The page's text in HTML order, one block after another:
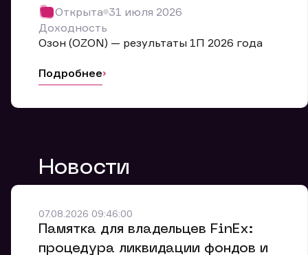
Открыта 31 июля 2026
Доходность
Озон (OZON) — результаты 1П 2026 года
Подробнее
Новости
07.08.2026 09:46:00
Памятка для владельцев FinEx:
процедура ликвидации фондов и
Мы
Ваше